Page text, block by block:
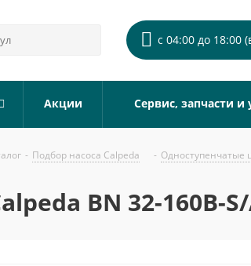
с 04:00 до 18:00
Акции Сервис, запчасти и
- Подбор насоса Calpeda - Одноступенчатые
BN 32-160B-